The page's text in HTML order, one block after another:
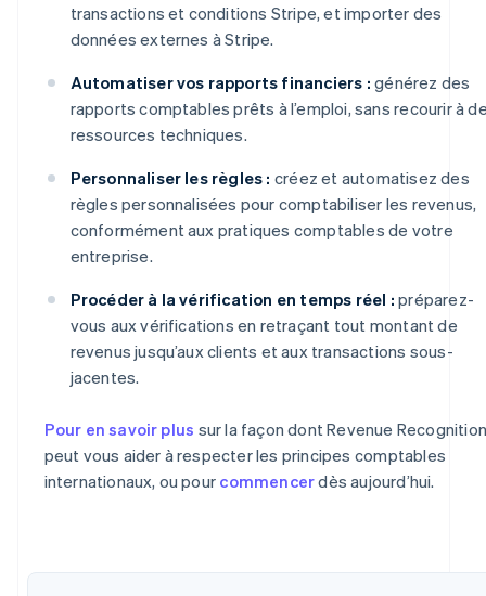
transactions et conditions Stripe, et importer des
données externes à Stripe.
Automatiser vos rapports financiers : générez des
rapports comptables prêts à l’emploi, sans recourir à
ressources techniques.
Personnaliser les règles : créez et automatisez des
règles personnalisées pour comptabiliser les revenus,
conformément aux pratiques comptables de votre
entreprise.
Procéder à la vérification en temps réel : préparez-
vous aux vérifications en retraçant tout montant de
revenus jusqu’aux clients et aux transactions sous-
jacentes.
Pour en savoir plus sur la façon dont Revenue Recognition
peut vous aider à respecter les principes comptables
internationaux, ou pour commencerdès aujourd’hui.